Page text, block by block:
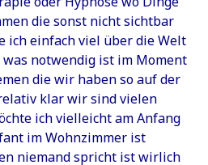
die sonst nicht sichtbar
ich einfach viel über die Welt
notwendig ist im Moment
die wir haben so auf der
klar wir sind vielen
ich vielleicht am Anfang
im Wohnzimmer ist
niemand spricht ist wirlich